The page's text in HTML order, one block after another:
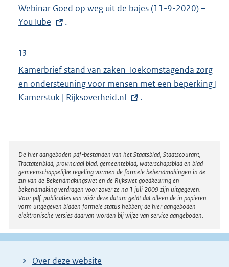
n
e
i
n
k
:
E
x
e
n
e
l
:
Webinar Goed op weg uit de bajes (11-9-2020) –
YouTube
.
13
E
x
t
e
l
i
n
k
:
Kamerbrief stand van zaken Toekomstagenda zorg
en ondersteuning voor mensen met een beperking |
Kamerstuk | Rijksoverheid.nl
.
Disclaimer
De hier aangeboden pdf-bestanden van het Staatsblad, Staatscourant,
Tractatenblad, provinciaal blad, gemeenteblad, waterschapsblad en blad
gemeenschappelijke regeling vormen de formele bekendmakingen in de
zin van de Bekendmakingswet en de Rijkswet goedkeuring en
bekendmaking verdragen voor zover ze na 1 juli 2009 zijn uitgegeven.
Voor pdf-publicaties van vóór deze datum geldt dat alleen de in papieren
vorm uitgegeven bladen formele status hebben; de hier aangeboden
elektronische versies daarvan worden bij wijze van service aangeboden.
Over deze website